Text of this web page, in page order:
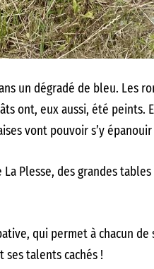
un dégradé de bleu. Les
ont, eux aussi, été
vont pouvoir s’y épanouir
Plesse, des grandes
qui permet à chacun de
talents cachés !